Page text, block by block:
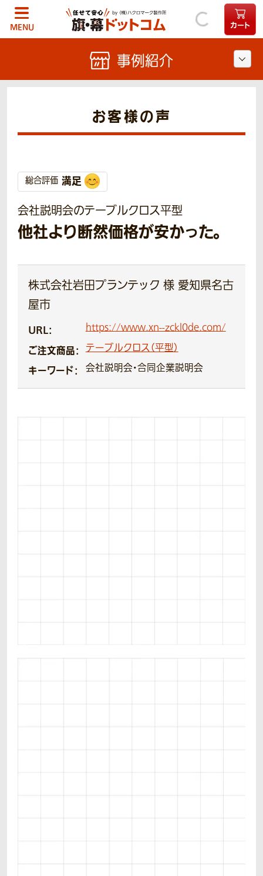
MENU カート
お客様の声
総合評価 満足
会社説明会のテーブルクロス平型
他社より断然価格が安かった。
株式会社岩田プランテック 様 愛知県名古
屋市
URL： https://www.xn--zckl0de.com/
ご注文商品： テーブルクロス（平型）
キーワード： 会社説明会・合同企業説明会
事例紹介